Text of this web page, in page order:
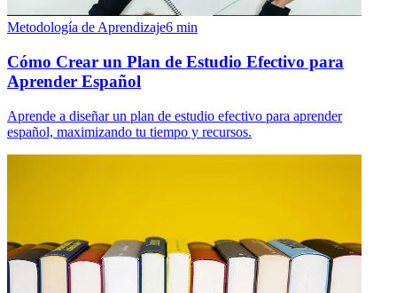
Metodología de Aprendizaje6 min
Cómo Crear un Plan de Estudio Efectivo para
Aprender Español
Aprende a diseñar un plan de estudio efectivo para aprender
español, maximizando tu tiempo y recursos.